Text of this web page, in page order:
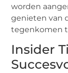
worden
genieten van
tegenkomen
Insider